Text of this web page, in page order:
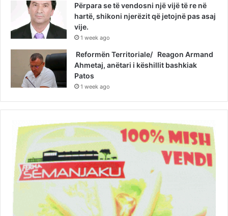
Përpara se të vendosni një vijë të re në
hartë, shikoni njerëzit që jetojnë pas asaj
vije.
1 week ago
Reformën Territoriale/ Reagon Armand
Ahmetaj, anëtari i këshillit bashkiak
Patos
1 week ago